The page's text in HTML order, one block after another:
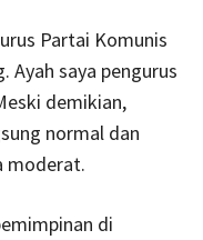
Partai Komunis
Ayah saya pengurus
demikian,
normal dan
moderat.
di